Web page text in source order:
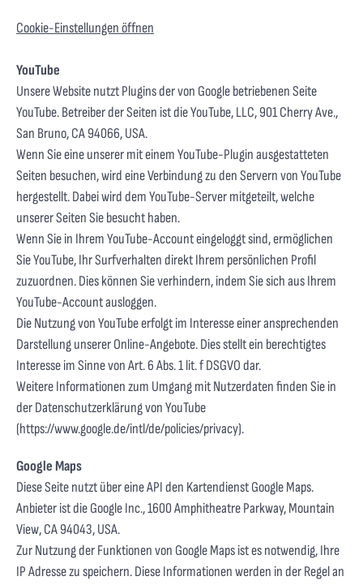
Cookie-Einstellungen öffnen
YouTube
Unsere Website nutzt Plugins der von Google betriebenen Seite
YouTube. Betreiber der Seiten ist die YouTube, LLC, 901 Cherry Ave.,
San Bruno, CA 94066, USA.
Wenn Sie eine unserer mit einem YouTube-Plugin ausgestatteten
Seiten besuchen, wird eine Verbindung zu den Servern von YouTube
hergestellt. Dabei wird dem YouTube-Server mitgeteilt, welche
unserer Seiten Sie besucht haben.
Wenn Sie in Ihrem YouTube-Account eingeloggt sind, ermöglichen
Sie YouTube, Ihr Surfverhalten direkt Ihrem persönlichen Profil
zuzuordnen. Dies können Sie verhindern, indem Sie sich aus Ihrem
YouTube-Account ausloggen.
Die Nutzung von YouTube erfolgt im Interesse einer ansprechenden
Darstellung unserer Online-Angebote. Dies stellt ein berechtigtes
Interesse im Sinne von Art. 6 Abs. 1 lit. f DSGVO dar.
Weitere Informationen zum Umgang mit Nutzerdaten finden Sie in
der Datenschutzerklärung von YouTube
(https://www.google.de/intl/de/policies/privacy).
Google Maps
Diese Seite nutzt über eine API den Kartendienst Google Maps.
Anbieter ist die Google Inc., 1600 Amphitheatre Parkway, Mountain
View, CA 94043, USA.
Zur Nutzung der Funktionen von Google Maps ist es notwendig, Ihre
IP Adresse zu speichern. Diese Informationen werden in der Regel an